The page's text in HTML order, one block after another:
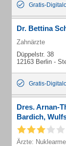
Gratis-
Dr. Bettina
Zahnärzte
Düppelstr. 38
12163 Berlin -
Gratis-
Dres. Arnan-
Bardich,
Ärzte: